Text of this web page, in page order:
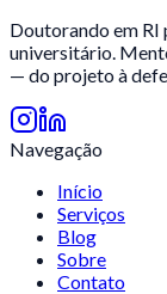
Doutorando em RI
universitário.
— do projeto à
Navegação
Início
Serviços
Blog
Sobre
Contato